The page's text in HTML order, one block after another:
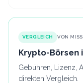
VERGLEICH VON
Krypto-Börsen
Gebühren, Lizenz,
direkten Vergleich.